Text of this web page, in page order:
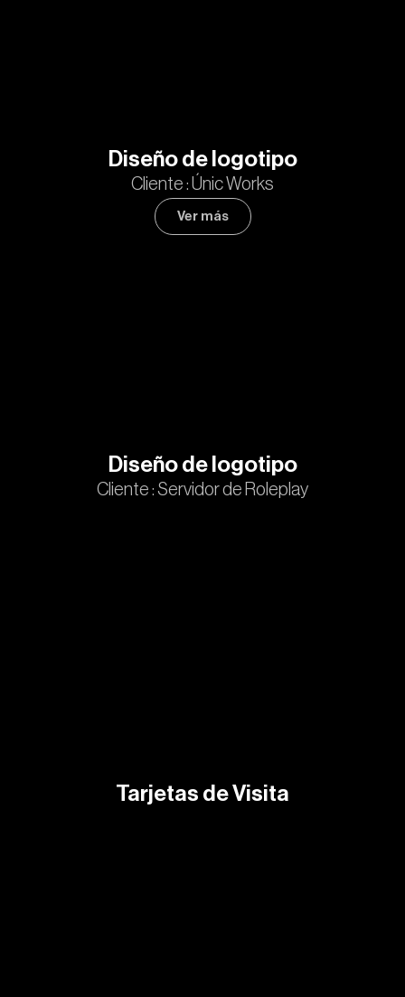
Diseño de logotipo
Cliente : Únic Works
Ver más
Diseño de logotipo
Cliente : Servidor de Roleplay
Tarjetas de Visita